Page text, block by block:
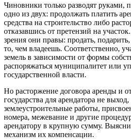
Чиновники только разводят руками,
одно из двух: продолжать платить
средства на строительство либо
отказавшись от претензий на
зрения они правы: продать,
то, чем владеешь. Соответственно,
земель в зависимости от формы
распоряжаться муниципалитет или
государственной власти.
Но расторжение договора аренды и
государства для арендатора не
землеустроительные работы,
номера, межевание и другие
арендатору в крупную сумму.
механизм их компенсации.